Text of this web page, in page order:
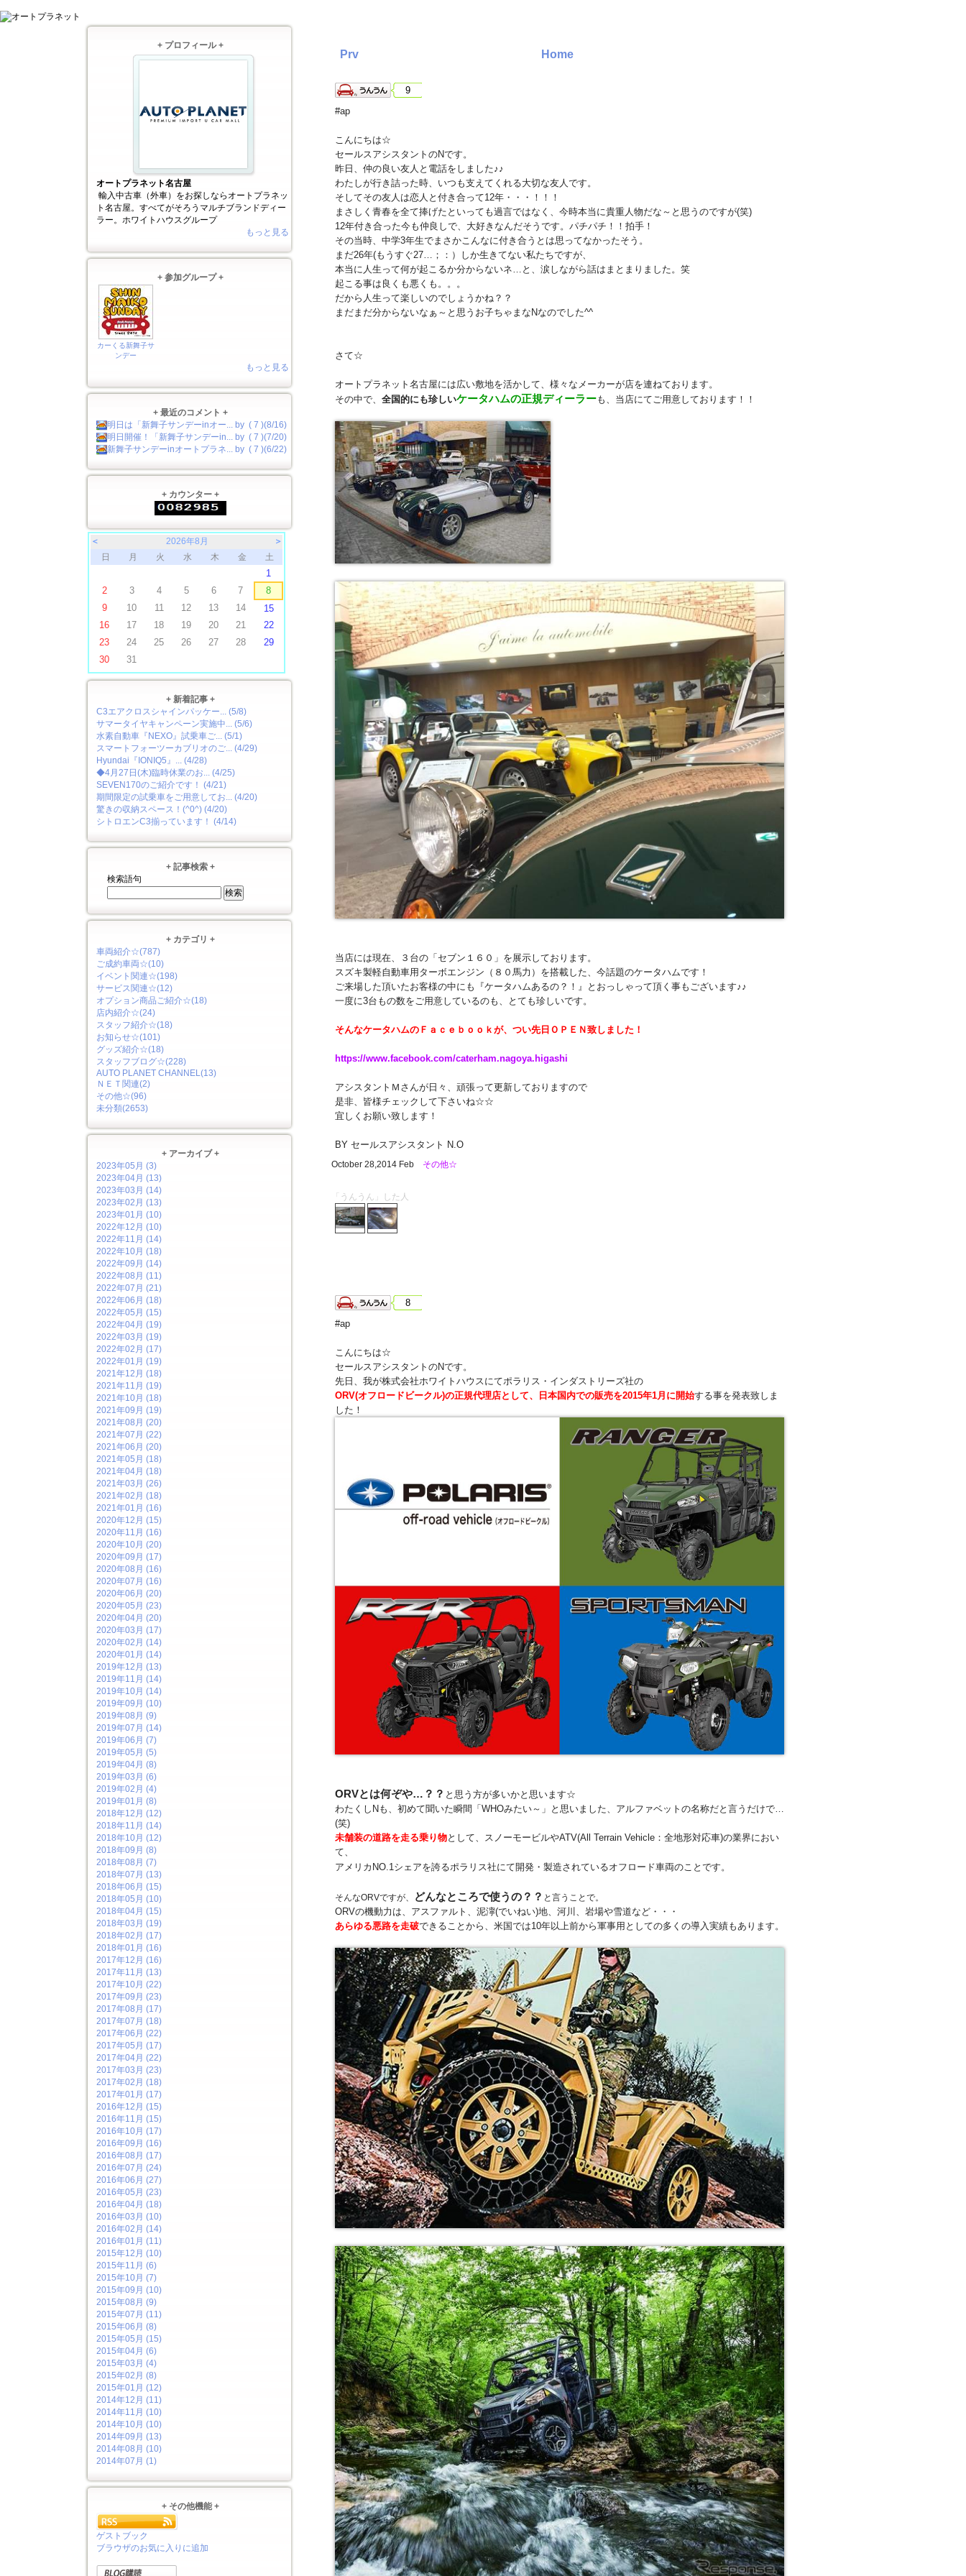
+ プロフィール +
オートプラネット名古屋
輸入中古車（外車）をお探しならオートプラネッ
ト名古屋。すべてがそろうマルチブランドディー
ラー。ホワイトハウスグループ
もっと見る
+ 参加グループ +
カーくる新舞子サ
ンデー
もっと見る
+ 最近のコメント +
明日は「新舞子サンデーinオー... by ( 7 )(8/16)
明日開催！「新舞子サンデーin... by ( 7 )(7/20)
新舞子サンデーinオートプラネ... by ( 7 )(6/22)
+ カウンター +
＜ 2026年8月
＞
日
月 火 水 木 金 土
1
2
3 4 5 6 7
8
9
10 11 12 13 14
15
16
17 18 19 20 21
22
23
24 25 26 27 28
29
30
31
+ 新着記事 +
C3エアクロスシャインパッケー... (5/8)
サマータイヤキャンペーン実施中... (5/6)
水素自動車『NEXO』試乗車ご... (5/1)
スマートフォーツーカブリオのご... (4/29)
Hyundai『IONIQ5』... (4/28)
◆4月27日(木)臨時休業のお... (4/25)
SEVEN170のご紹介です！ (4/21)
期間限定の試乗車をご用意してお... (4/20)
驚きの収納スペース！(^0^) (4/20)
シトロエンC3揃っています！ (4/14)
+ 記事検索 +
検索語句
+ カテゴリ +
車両紹介☆(787)
ご成約車両☆(10)
イベント関連☆(198)
サービス関連☆(12)
オプション商品ご紹介☆(18)
店内紹介☆(24)
スタッフ紹介☆(18)
お知らせ☆(101)
グッズ紹介☆(18)
スタッフブログ☆(228)
AUTO PLANET CHANNEL(13)
ＮＥＴ関連(2)
その他☆(96)
未分類(2653)
+ アーカイブ +
2023年05月 (3)
2023年04月 (13)
2023年03月 (14)
2023年02月 (13)
2023年01月 (10)
2022年12月 (10)
2022年11月 (14)
2022年10月 (18)
2022年09月 (14)
2022年08月 (11)
2022年07月 (21)
2022年06月 (18)
2022年05月 (15)
2022年04月 (19)
2022年03月 (19)
2022年02月 (17)
2022年01月 (19)
2021年12月 (18)
2021年11月 (19)
2021年10月 (18)
2021年09月 (19)
2021年08月 (20)
2021年07月 (22)
2021年06月 (20)
2021年05月 (18)
2021年04月 (18)
2021年03月 (26)
2021年02月 (18)
2021年01月 (16)
2020年12月 (15)
2020年11月 (16)
2020年10月 (20)
2020年09月 (17)
2020年08月 (16)
2020年07月 (16)
2020年06月 (20)
2020年05月 (23)
2020年04月 (20)
2020年03月 (17)
2020年02月 (14)
2020年01月 (14)
2019年12月 (13)
2019年11月 (14)
2019年10月 (14)
2019年09月 (10)
2019年08月 (9)
2019年07月 (14)
2019年06月 (7)
2019年05月 (5)
2019年04月 (8)
2019年03月 (6)
2019年02月 (4)
2019年01月 (8)
2018年12月 (12)
2018年11月 (14)
2018年10月 (12)
2018年09月 (8)
2018年08月 (7)
2018年07月 (13)
2018年06月 (15)
2018年05月 (10)
2018年04月 (15)
2018年03月 (19)
2018年02月 (17)
2018年01月 (16)
2017年12月 (16)
2017年11月 (13)
2017年10月 (22)
2017年09月 (23)
2017年08月 (17)
2017年07月 (18)
2017年06月 (22)
2017年05月 (17)
2017年04月 (22)
2017年03月 (23)
2017年02月 (18)
2017年01月 (17)
2016年12月 (15)
2016年11月 (15)
2016年10月 (17)
2016年09月 (16)
2016年08月 (17)
2016年07月 (24)
2016年06月 (27)
2016年05月 (23)
2016年04月 (18)
2016年03月 (10)
2016年02月 (14)
2016年01月 (11)
2015年12月 (10)
2015年11月 (6)
2015年10月 (7)
2015年09月 (10)
2015年08月 (9)
2015年07月 (11)
2015年06月 (8)
2015年05月 (15)
2015年04月 (6)
2015年03月 (4)
2015年02月 (8)
2015年01月 (12)
2014年12月 (11)
2014年11月 (10)
2014年10月 (10)
2014年09月 (13)
2014年08月 (10)
2014年07月 (1)
+ その他機能 +
ゲストブック
ブラウザのお気に入りに追加
Prv Home
9
#ap
こんにちは☆
セールスアシスタントのNです。
昨日、仲の良い友人と電話をしました♪♪
わたしが行き詰った時、いつも支えてくれる大切な友人です。
そしてその友人は恋人と付き合って12年・・・！！！
まさしく青春を全て捧げたといっても過言ではなく、今時本当に貴重人物だな～と思うのですが(笑)
12年付き合った今も仲良しで、大好きなんだそうです。パチパチ！！拍手！
その当時、中学3年生でまさかこんなに付き合うとは思ってなかったそう。
まだ26年(もうすぐ27…；：）しか生きてない私たちですが、
本当に人生って何が起こるか分からないネ…と、涙しながら話はまとまりました。笑
起こる事は良くも悪くも。。。
だから人生って楽しいのでしょうかね？？
まだまだ分からないなぁ～と思うお子ちゃまなNなのでした^^
さて☆
オートプラネット名古屋には広い敷地を活かして、様々なメーカーが店を連ねております。
その中で、 全国的にも珍しいケータハムの正規ディーラーも、当店にてご用意しております！！
当店には現在、３台の「セブン１６０」を展示しております。
スズキ製軽自動車用ターボエンジン（８０馬力）を搭載した、今話題のケータハムです！
ご来場した頂いたお客様の中にも『ケータハムあるの？！』とおっしゃって頂く事もございます♪♪
一度に3台もの数をご用意しているのも、とても珍しいです。
そんなケータハムのＦａｃｅｂｏｏｋが、つい先日ＯＰＥＮ致しました！
https://www.facebook.com/caterham.nagoya.higashi
アシスタントＭさんが日々、頑張って更新しておりますので
是非、皆様チェックして下さいね☆☆
宜しくお願い致します！
BY セールスアシスタント N.O
October 28,2014 Feb その他☆
「うんうん」した人
8
#ap
こんにちは☆
セールスアシスタントのNです。
先日、我が株式会社ホワイトハウスにてポラリス・インダストリーズ社の
ORV(オフロードビークル)の正規代理店として、日本国内での販売を2015年1月に開始する事を発表致しま
した！
ORVとは何ぞや…？？ と思う方が多いかと思います☆
わたくしNも、初めて聞いた瞬間「WHOみたい～」と思いました、アルファベットの名称だと言うだけで…
(笑)
未舗装の道路を走る乗り物として、スノーモービルやATV(All Terrain Vehicle：全地形対応車)の業界におい
て、
アメリカNO.1シェアを誇るポラリス社にて開発・製造されているオフロード車両のことです。
そんなORVですが、 どんなところで使うの？？ と言うことで。
ORVの機動力は、アスファルト、泥濘(でいねい)地、河川、岩場や雪道など・・・
あらゆる悪路を走破できることから、米国では10年以上前から軍事用としての多くの導入実績もあります。